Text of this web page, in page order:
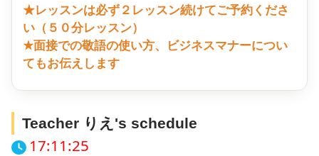
★レッスンは必ず２レッスン続けてご予約くださ
い（５０分レッスン）
★面接での敬語の使い方、ビジネスマナーについ
てもお伝えします
Teacher りえ's schedule
17:11:26